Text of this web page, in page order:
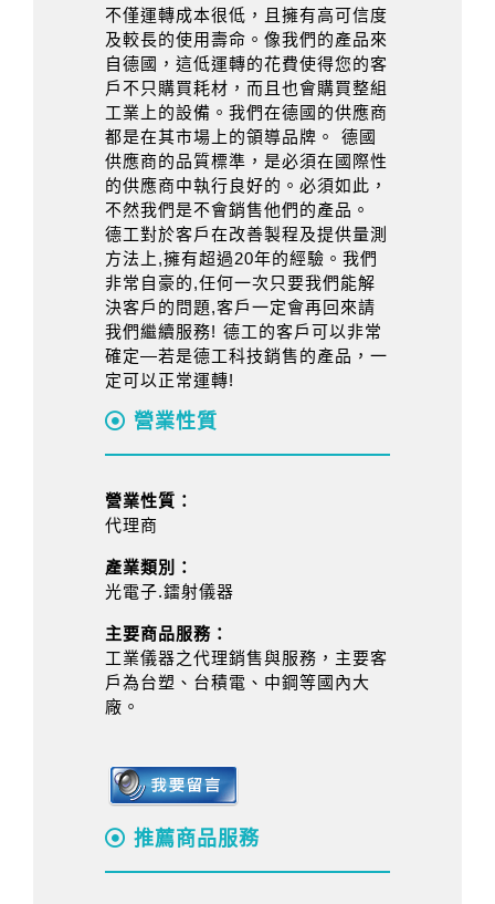
不僅運轉成本很低，且擁有高可信度
及較長的使用壽命。像我們的產品來
自德國，這低運轉的花費使得您的客
戶不只購買耗材，而且也會購買整組
工業上的設備。我們在德國的供應商
都是在其市場上的領導品牌。 德國
供應商的品質標準，是必須在國際性
的供應商中執行良好的。必須如此，
不然我們是不會銷售他們的產品。
德工對於客戶在改善製程及提供量測
方法上,擁有超過20年的經驗。我們
非常自豪的,任何一次只要我們能解
決客戶的問題,客戶一定會再回來請
我們繼續服務! 德工的客戶可以非常
確定—若是德工科技銷售的產品，一
定可以正常運轉!
營業性質
營業性質：
代理商
產業類別：
光電子.鐳射儀器
主要商品服務：
工業儀器之代理銷售與服務，主要客
戶為台塑、台積電、中鋼等國內大
廠。
推薦商品服務